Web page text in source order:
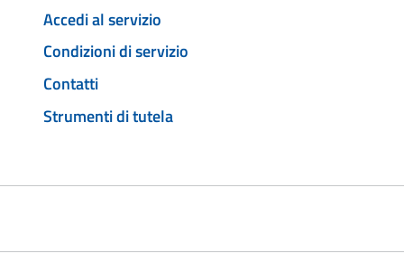
Accedi al servizio
Condizioni di servizio
Contatti
Strumenti di tutela